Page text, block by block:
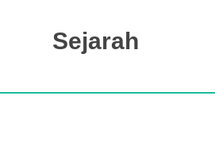
Sejarah